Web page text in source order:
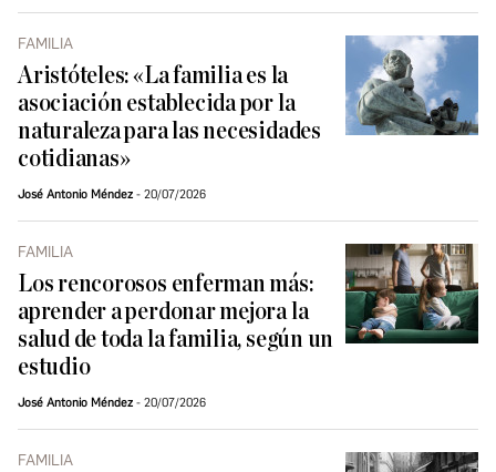
FAMILIA
Aristóteles: «La familia es la
asociación establecida por la
naturaleza para las necesidades
cotidianas»
José Antonio Méndez 20/07/2026
FAMILIA
Los rencorosos enferman más:
aprender a perdonar mejora la
salud de toda la familia, según un
estudio
José Antonio Méndez 20/07/2026
FAMILIA